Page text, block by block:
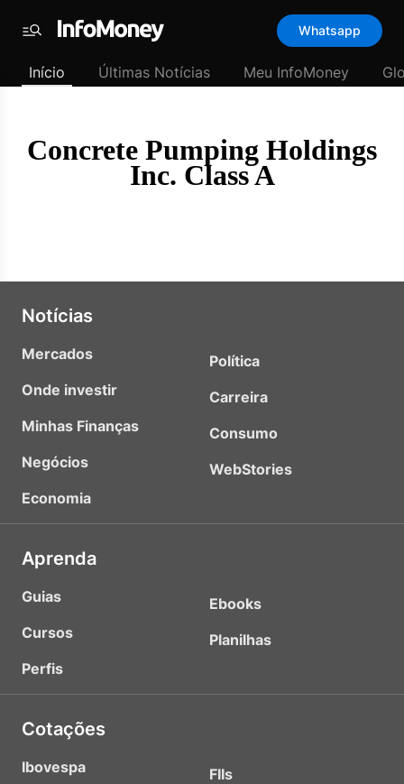
padrão
Últimas
InfoMoney
Menu
Whatsapp
Início Últimas Notícias Meu InfoMoney
Concrete Pumping Holdings
Inc. Class A
Notícias
Mercados
Onde investir
Minhas Finanças
Negócios
Economia
Política
Carreira
Consumo
WebStories
Aprenda
Guias
Cursos
Perfis
Ebooks
Planilhas
Cotações
Ibovespa
FIIs